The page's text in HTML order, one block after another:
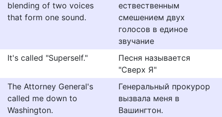
blending of two voices
that form one sound.
ествественным
смешением двух
голосов в единое
звучание
It's called "Superself."
Песня называется
"Сверх Я"
The Attorney General's
called me down to
Washington.
Генеральный прокурор
вызвала меня в
Вашингтон.